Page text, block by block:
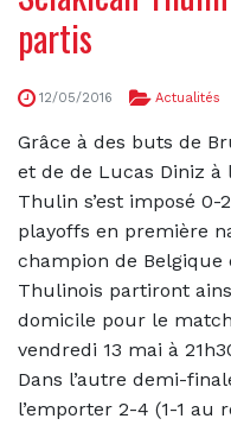
partis
12/05/2016 Actualités
Grâce à des buts de
et de de Lucas Diniz à
Thulin s’est imposé
playoffs en première
champion de
Thulinois partiront
domicile pour le
vendredi 13 mai à
Dans l’autre demi-
l’emporter 2-4 (1-1 au